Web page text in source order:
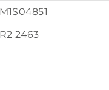
2463